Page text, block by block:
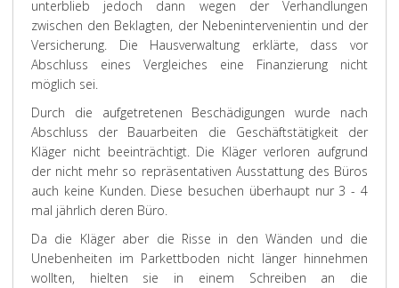
unterblieb jedoch dann wegen der Verhandlungen
zwischen den Beklagten, der Nebenintervenientin und der
Versicherung. Die Hausverwaltung erklärte, dass vor
Abschluss eines Vergleiches eine Finanzierung nicht
möglich sei.
Durch die aufgetretenen Beschädigungen wurde nach
Abschluss der Bauarbeiten die Geschäftstätigkeit der
Kläger nicht beeinträchtigt. Die Kläger verloren aufgrund
der nicht mehr so repräsentativen Ausstattung des Büros
auch keine Kunden. Diese besuchen überhaupt nur 3 - 4
mal jährlich deren Büro.
Da die Kläger aber die Risse in den Wänden und die
Unebenheiten im Parkettboden nicht länger hinnehmen
wollten, hielten sie in einem Schreiben an die